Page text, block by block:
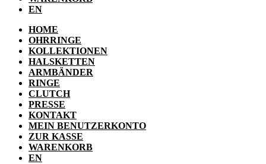
EN
HOME
OHRRINGE
KOLLEKTIONEN
HALSKETTEN
ARMBÄNDER
RINGE
CLUTCH
PRESSE
KONTAKT
MEIN BENUTZERKONTO
ZUR KASSE
WARENKORB
EN